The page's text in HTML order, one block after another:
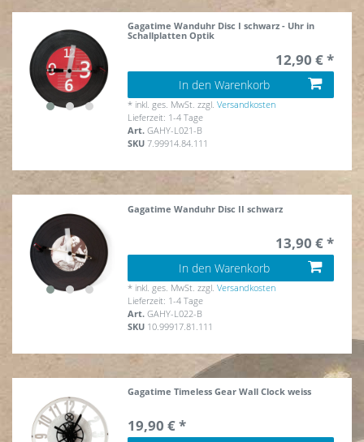
Gagatime Wanduhr Disc I schwarz - Uhr in
Schallplatten Optik
12,90 € *
In den Warenkorb
* inkl. ges. MwSt. zzgl.Versandkosten
Lieferzeit: 1-4 Tage
Art.GAHY-L021-B
SKU7.99914.84.111
Gagatime Wanduhr Disc II schwarz
13,90 € *
In den Warenkorb
* inkl. ges. MwSt. zzgl.Versandkosten
Lieferzeit: 1-4 Tage
Art.GAHY-L022-B
SKU 10.99917.81.111
Gagatime Timeless Gear Wall Clock weiss
19,90 € *